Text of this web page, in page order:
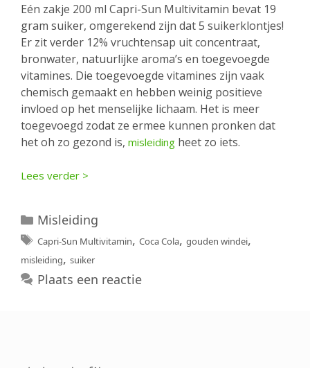
Eén zakje 200 ml Capri-Sun Multivitamin bevat 19
gram suiker, omgerekend zijn dat 5 suikerklontjes!
Er zit verder 12% vruchtensap uit concentraat,
bronwater, natuurlijke aroma’s en toegevoegde
vitamines. Die toegevoegde vitamines zijn vaak
chemisch gemaakt en hebben weinig positieve
invloed op het menselijke lichaam. Het is meer
toegevoegd zodat ze ermee kunnen pronken dat
het oh zo gezond is, misleiding heet zo iets.
Lees verder >
Categorieën
Misleiding
Tags
Capri-Sun Multivitamin, Coca Cola, gouden windei,
misleiding, suiker
Plaats een reactie